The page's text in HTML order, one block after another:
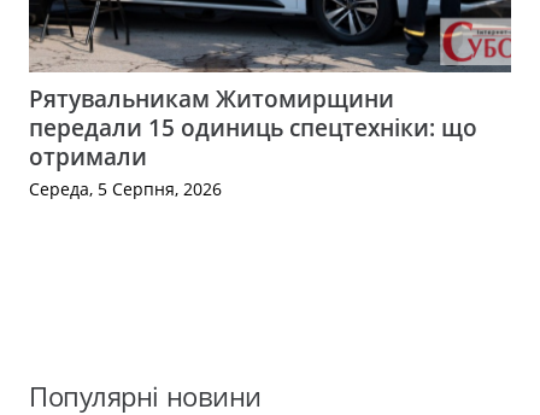
Рятувальникам Житомирщини
передали 15 одиниць спецтехніки: що
отримали
Середа, 5 Серпня, 2026
Популярні новини